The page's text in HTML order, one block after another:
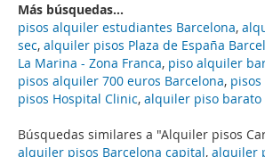
Búsquedas similares a "Alquiler pisos
alquiler pisos Barcelona capital, alquiler
Más búsquedas...
pisos alquiler estudiantes Barcelona,
sec, alquiler pisos Plaza de España
La Marina - Zona Franca, piso alquiler
pisos alquiler 700 euros Barcelona,
pisos Hospital Clinic, alquiler piso barato